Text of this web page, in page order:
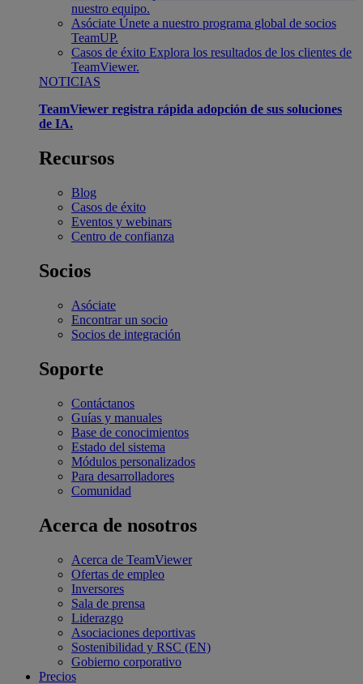
nuestro equipo.
Asóciate Únete a nuestro programa global de socios
TeamUP.
Casos de éxito Explora los resultados de los clientes de
TeamViewer.
NOTICIAS
TeamViewer registra rápida adopción de sus soluciones
de IA.
Recursos
Blog
Casos de éxito
Eventos y webinars
Centro de confianza
Socios
Asóciate
Encontrar un socio
Socios de integración
Soporte
Contáctanos
Guías y manuales
Base de conocimientos
Estado del sistema
Módulos personalizados
Para desarrolladores
Comunidad
Acerca de nosotros
Acerca de TeamViewer
Ofertas de empleo
Inversores
Sala de prensa
Liderazgo
Asociaciones deportivas
Sostenibilidad y RSC (EN)
Gobierno corporativo
Precios